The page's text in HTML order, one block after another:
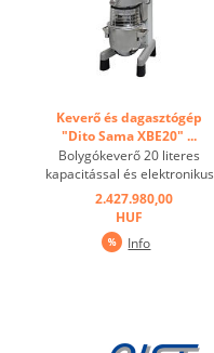
Keverő és dagasztógép
"Dito Sama XBE20" ...
Bolygókeverő 20 literes
kapacitással és elektronikus
fordulatszám-
szabályozással,
kazánérzékelővel és kettős
védelmi képernyővel. Clip-
2.427.980,00
HUF
Info